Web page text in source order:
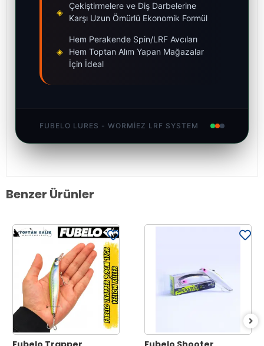
◈
Çekiştirmelere ve Diş Darbelerine
Karşı Uzun Ömürlü Ekonomik Formül
◈
Hem Perakende Spin/LRF Avcıları
Hem Toptan Alım Yapan Mağazalar
İçin İdeal
FUBELO LURES - WORMIEZ LRF SYSTEM
Benzer Ürünler